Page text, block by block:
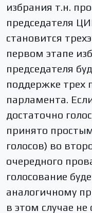
избрания т.н.
председателя
становится
первом этапе
председателя
поддержке трех
парламента.
достаточно
принято
голосов) во
очередного
голосование
аналогичному
в этом случае